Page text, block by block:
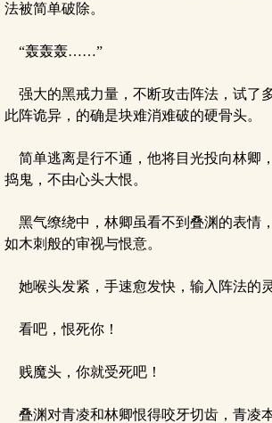
法被简单破除。
“轰轰轰……”
强大的黑戒力量，不断攻击阵法，试了
此阵诡异，的确是块难消难破的硬骨头。
简单逃离是行不通，他将目光投向林卿
捣鬼，不由心头大恨。
黑气缭绕中，林卿虽看不到叠渊的表情
如木刺般的审视与恨意。
她喉头发紧，手速愈发快，输入阵法的
看吧，恨死你！
贱魔头，你就受死吧！
叠渊对青凌和林卿恨得咬牙切齿，青凌